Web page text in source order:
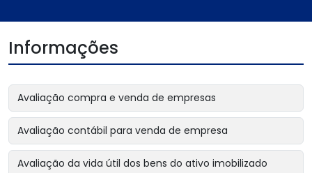
Informações
Avaliação compra e venda de empresas
Avaliação contábil para venda de empresa
Avaliação da vida útil dos bens do ativo imobilizado